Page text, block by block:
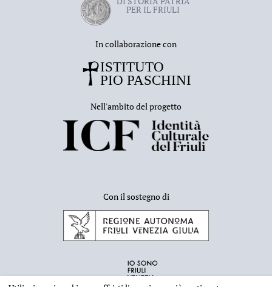
PER IL FRIULI
In collaborazione con
Nell'ambito del progetto
Con il sostegno di